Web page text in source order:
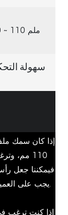
20 ~ 110 ملم
سهولة
110 مم،
فيمكننا جعل
يجب على العميل دفع بعض الرسوم الإضافية حول هذا الأمر.